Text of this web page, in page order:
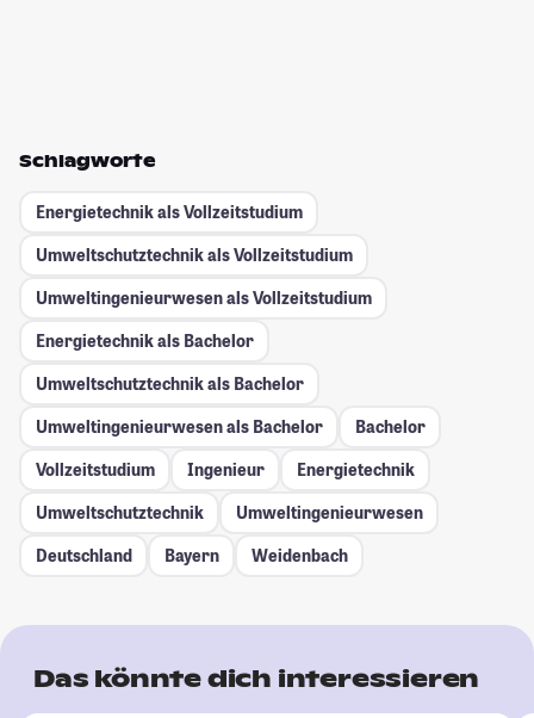
Schlagworte
Energietechnik als Vollzeitstudium
Umweltschutztechnik als Vollzeitstudium
Umweltingenieurwesen als Vollzeitstudium
Energietechnik als Bachelor
Umweltschutztechnik als Bachelor
Umweltingenieurwesen als Bachelor
Bachelor
Vollzeitstudium
Ingenieur
Energietechnik
Umweltschutztechnik
Umweltingenieurwesen
Deutschland
Bayern Weidenbach
Das könnte dich interessieren